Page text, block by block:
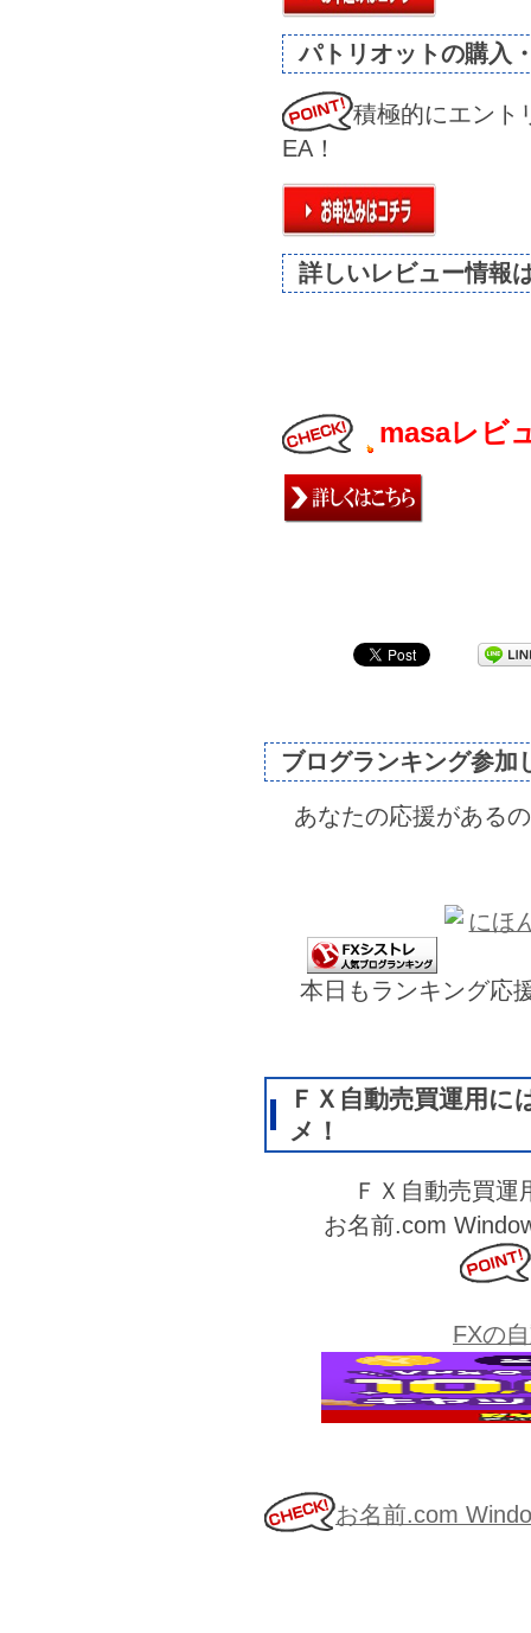
パトリオットの購入
積極的にエント
EA！
詳しいレビュー情報
masaレビ
ブログランキング参加
あなたの応援がある
本日もランキング応
ＦＸ自動売買運用
メ！
ＦＸ自動売買
お名前.com
FXの
お名前.com